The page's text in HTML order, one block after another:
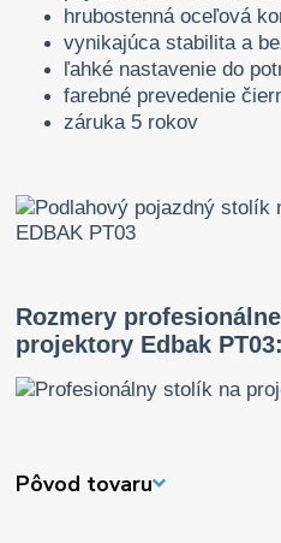
hrubostenná oceľová
vynikajúca stabilita a
ľahké nastavenie do
farebné prevedenie
záruka 5 rokov
Rozmery
projektory Edbak PT03:
Pôvod tovaru